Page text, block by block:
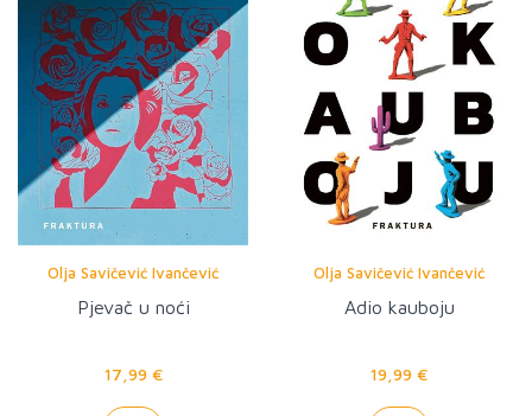
Olja Savičević Ivančević
Pjevač u noći
17,99 €
Olja Savičević Ivančević
Adio kauboju
19,99 €